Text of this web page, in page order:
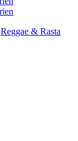
Reggae & Rasta